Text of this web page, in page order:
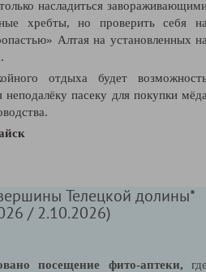
насладиться
хребты, но проверить себя
Алтая на установленных
отдыха будет
пасеку для покупки
Телецкой долины*
/ 2.10.2026)
посещение фито-аптеки,